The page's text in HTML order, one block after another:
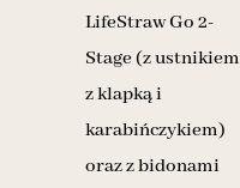
LifeStraw Go 2-
Stage (z ustnikiem
z klapką i
karabińczykiem)
oraz z bidonami